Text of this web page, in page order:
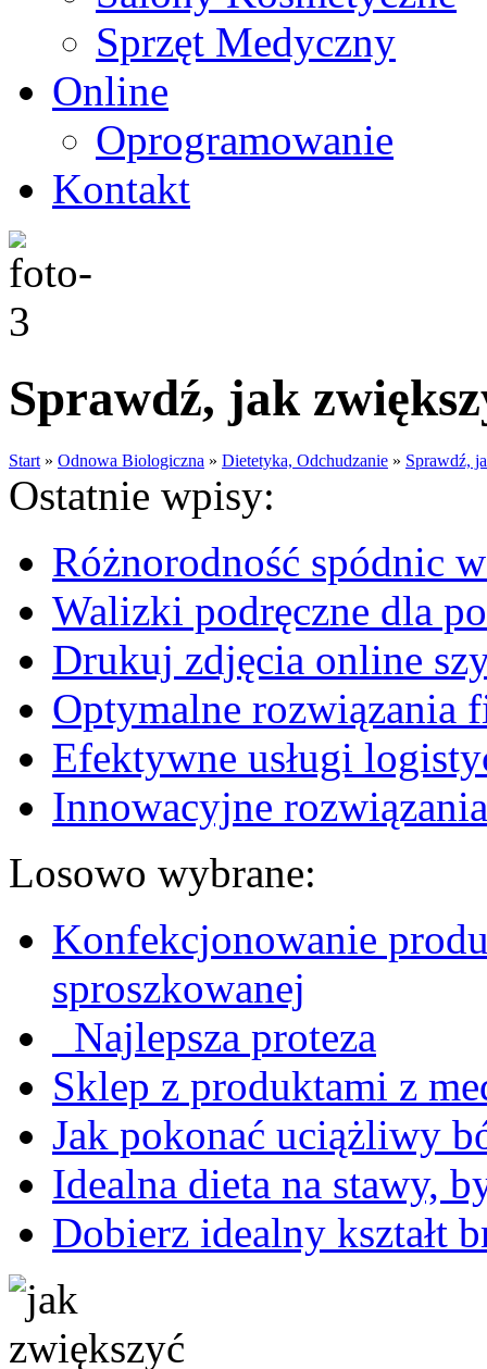
Sprzęt Medyczny
Online
Oprogramowanie
Kontakt
Sprawdź, jak
Start » Odnowa Biologiczna » Dietetyka, Odchudzanie » Sprawdź,
Ostatnie wpisy:
Różnorodność spódnic
Walizki podręczne dla
Drukuj zdjęcia online
Optymalne rozwiązania
Efektywne usługi
Innowacyjne
Losowo wybrane:
Konfekcjonowanie
sproszkowanej
Najlepsza proteza
Sklep z produktami z
Jak pokonać uciążliwy
Idealna dieta na stawy,
Dobierz idealny kształt